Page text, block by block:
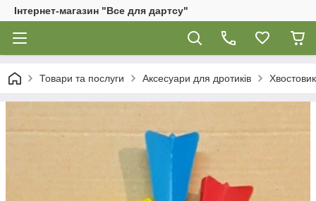
Інтернет-магазин "Все для дартсу"
Товари та послуги Аксесуари для дротиків